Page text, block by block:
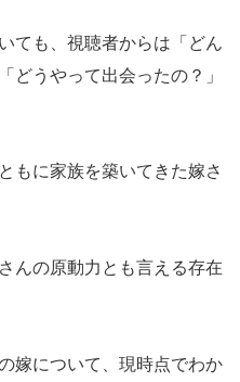
ても、視聴者からは「どん
どうやって出会ったの？」
もに家族を築いてきた嫁さ
んの原動力とも言える存在
嫁について、現時点でわか